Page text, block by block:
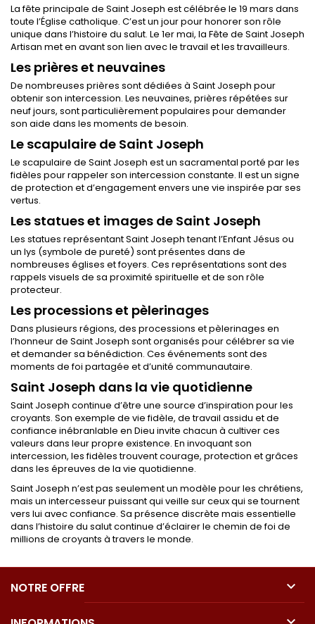
La fête principale de Saint Joseph est célébrée le 19 mars dans
toute l’Église catholique. C’est un jour pour honorer son rôle
unique dans l’histoire du salut. Le 1er mai, la Fête de Saint Joseph
Artisan met en avant son lien avec le travail et les travailleurs.
Les prières et neuvaines
De nombreuses prières sont dédiées à Saint Joseph pour
obtenir son intercession. Les neuvaines, prières répétées sur
neuf jours, sont particulièrement populaires pour demander
son aide dans les moments de besoin.
Le scapulaire de Saint Joseph
Le scapulaire de Saint Joseph est un sacramental porté par les
fidèles pour rappeler son intercession constante. Il est un signe
de protection et d’engagement envers une vie inspirée par ses
vertus.
Les statues et images de Saint Joseph
Les statues représentant Saint Joseph tenant l’Enfant Jésus ou
un lys (symbole de pureté) sont présentes dans de
nombreuses églises et foyers. Ces représentations sont des
rappels visuels de sa proximité spirituelle et de son rôle
protecteur.
Les processions et pèlerinages
Dans plusieurs régions, des processions et pèlerinages en
l’honneur de Saint Joseph sont organisés pour célébrer sa vie
et demander sa bénédiction. Ces événements sont des
moments de foi partagée et d’unité communautaire.
Saint Joseph dans la vie quotidienne
Saint Joseph continue d’être une source d’inspiration pour les
croyants. Son exemple de vie fidèle, de travail assidu et de
confiance inébranlable en Dieu invite chacun à cultiver ces
valeurs dans leur propre existence. En invoquant son
intercession, les fidèles trouvent courage, protection et grâces
dans les épreuves de la vie quotidienne.
Saint Joseph n’est pas seulement un modèle pour les chrétiens,
mais un intercesseur puissant qui veille sur ceux qui se tournent
vers lui avec confiance. Sa présence discrète mais essentielle
dans l’histoire du salut continue d’éclairer le chemin de foi de
millions de croyants à travers le monde.
NOTRE OFFRE 